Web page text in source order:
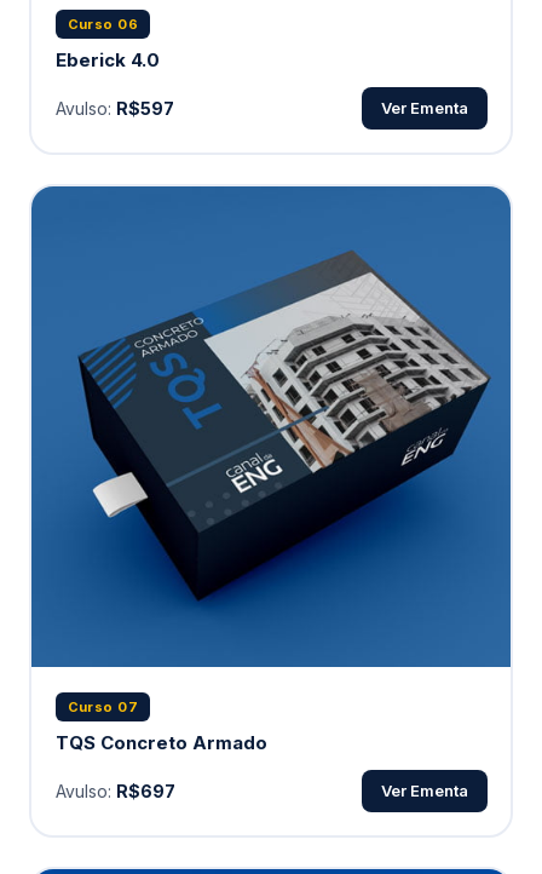
Curso 06
Eberick 4.0
Avulso: R$597 Ver Ementa
Curso 07
TQS Concreto Armado
Avulso: R$697 Ver Ementa